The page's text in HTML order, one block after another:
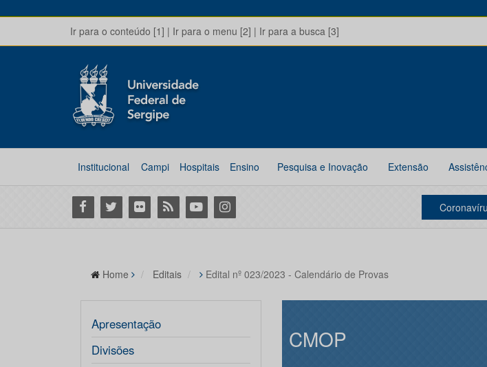
Ir para o conteúdo [1] | Ir para o menu [2] | Ir para a busca [3]
Institucional Campi Hospitais Ensino Pesquisa e Inovação Extensão
Facebook
Twitter Flickr RSS YoutubeInstagram
Home Editais Edital nº 023/2023 - Calendário de Provas
Apresentação
Divisões
CMOP